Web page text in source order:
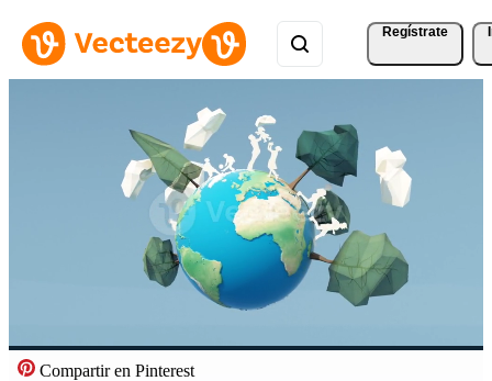
Regístrate
Compartir en Pinterest